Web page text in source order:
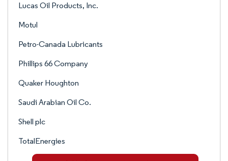
Lucas Oil Products, Inc.
Motul
Petro-Canada Lubricants
Phillips 66 Company
Quaker Houghton
Saudi Arabian Oil Co.
Shell plc
TotalEnergies